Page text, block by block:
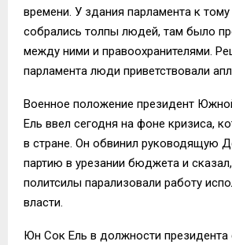
времени. У здания парламента к
собрались толпы людей, там было
между ними и правоохранителями.
парламента люди приветствовали
Военное положение президент
Ель ввел сегодня на фоне кризиса,
в стране. Он обвинил руководящую
партию в урезании бюджета и
политсилы парализовали работу
власти.
Юн Сок Ель в должности президента